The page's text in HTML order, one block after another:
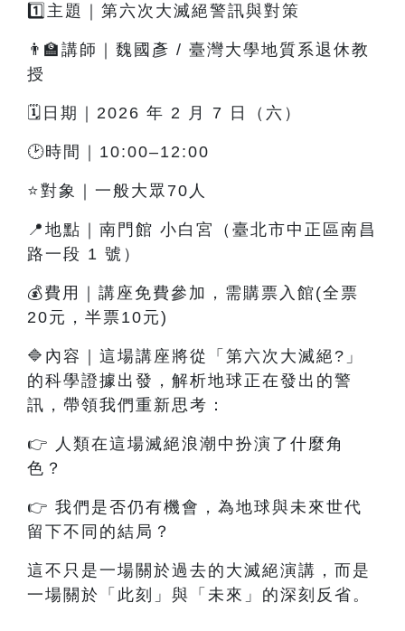
1️⃣主題｜第六次大滅絕警訊與對策
👨‍🏫講師｜魏國彥 / 臺灣大學地質系退休教
授
🗓️日期｜2026 年 2 月 7 日（六）
🕑時間｜10:00–12:00
⭐對象｜一般大眾70人
📍地點｜南門館 小白宮（臺北市中正區南昌
路一段 1 號）
💰費用｜講座免費參加，需購票入館(全票
20元，半票10元)
🔷內容 ｜這場講座將從「第六次大滅絕?」
的科學證據出發，解析地球正在發出的警
訊，帶領我們重新思考：
👉 人類在這場滅絕浪潮中扮演了什麼角
色？
👉 我們是否仍有機會，為地球與未來世代
留下不同的結局？
這不只是一場關於過去的大滅絕演講，而是
一場關於「此刻」與「未來」的深刻反省。